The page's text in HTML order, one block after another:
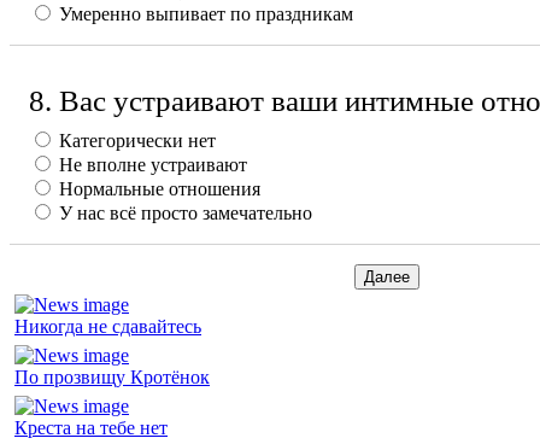
Умеренно выпивает по праздникам
8. Вас устраивают ваши интимные
Категорически нет
Не вполне устраивают
Нормальные отношения
У нас всё просто замечательно
Никогда не сдавайтесь
По прозвищу Кротёнок
Креста на тебе нет